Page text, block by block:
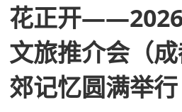
花正开
文旅推介会（
郊记忆圆满举行